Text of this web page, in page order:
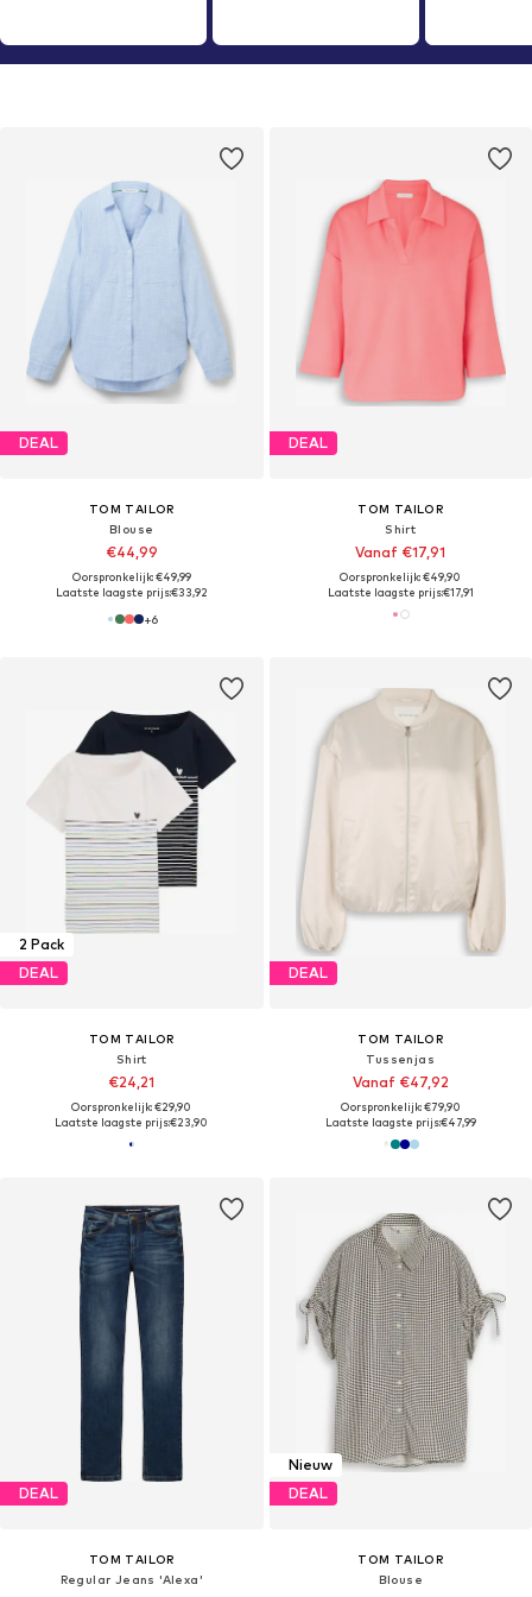
DEAL
TOM TAILOR
Blouse
€44,99
Oorspronkelijk: €49,99
Laatste laagste prijs:€33,92
+6
DEAL
TOM TAILOR
Shirt
Vanaf €17,91
Oorspronkelijk: €49,90
Laatste laagste prijs:€17,91
2 Pack
DEAL
TOM TAILOR
Shirt
€24,21
Oorspronkelijk: €29,90
Laatste laagste prijs:€23,90
DEAL
TOM TAILOR
Tussenjas
Vanaf €47,92
Oorspronkelijk: €79,90
Laatste laagste prijs:€47,99
DEAL
TOM TAILOR
Regular Jeans 'Alexa'
Nieuw
DEAL
TOM TAILOR
Blouse